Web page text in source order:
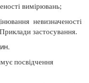
вимірювань;
невизначеності
застосування.
посвідчення